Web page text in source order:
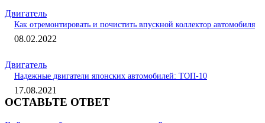
Двигатель
Как отремонтировать и почистить впускной коллектор автомобиля
08.02.2022
Двигатель
Надежные двигатели японских автомобилей: ТОП-10
17.08.2021
ОСТАВЬТЕ ОТВЕТ